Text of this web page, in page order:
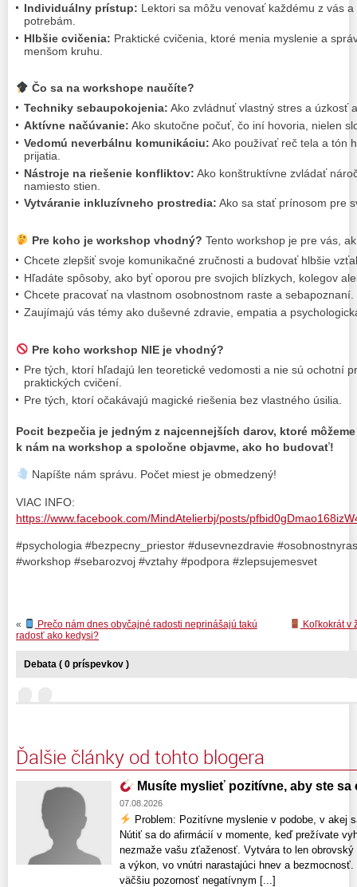
Individuálny prístup: Lektori sa môžu venovať každému z vás
potrebám.
Hlbšie cvičenia: Praktické cvičenia, ktoré menia myslenie a
menšom kruhu.
Čo sa na workshope naučíte?
Techniky sebaupokojenia: Ako zvládnuť vlastný stres a úzkosť
Aktívne načúvanie: Ako skutočne počuť, čo iní hovoria, nielen
Vedomú neverbálnu komunikáciu: Ako používať reč tela a tón
prijatia.
Nástroje na riešenie konfliktov: Ako konštruktívne zvládať
namiesto stien.
Vytváranie inkluzívneho prostredia: Ako sa stať prínosom pre
Pre koho je workshop vhodný?Tento workshop je pre vás,
Chcete zlepšiť svoje komunikačné zručnosti a budovať hlbšie
Hľadáte spôsoby, ako byť oporou pre svojich blízkych, kolegov
Chcete pracovať na vlastnom osobnostnom raste a sebapoznaní.
Zaujímajú vás témy ako duševné zdravie, empatia a
Pre koho workshop NIE je vhodný?
Pre tých, ktorí hľadajú len teoretické vedomosti a nie sú ochotní
praktických cvičení.
Pre tých, ktorí očakávajú magické riešenia bez vlastného úsilia.
Pocit bezpečia je jedným z najcennejších darov, ktoré
k nám na workshop a spoločne objavme, ako ho budovať!
Napíšte nám správu. Počet miest je obmedzený!
VIAC INFO:
https://www.facebook.com/MindAtelierbj/posts/
#psychologia #bezpecny_priestor #dusevnezdravie
#workshop #sebarozvoj #vztahy #podpora #zlepsujemesvet
Koľkokrát v
«
Prečo nám dnes obyčajné radosti neprinášajú takú
radosť ako kedysi?
Debata ( 0 príspevkov )
Ďalšie články od tohto blogera
Musíte myslieť pozitívne, aby ste sa
07.08.2026
Problem: Pozitívne myslenie v podobe, v akej
Nútiť sa do afirmácií v momente, keď prežívate
nezmaže vašu zťaženosť. Vytvára to len
a výkon, vo vnútri narastajúci hnev a bezmocnosť.
väčšiu pozornosť negatívnym [...]